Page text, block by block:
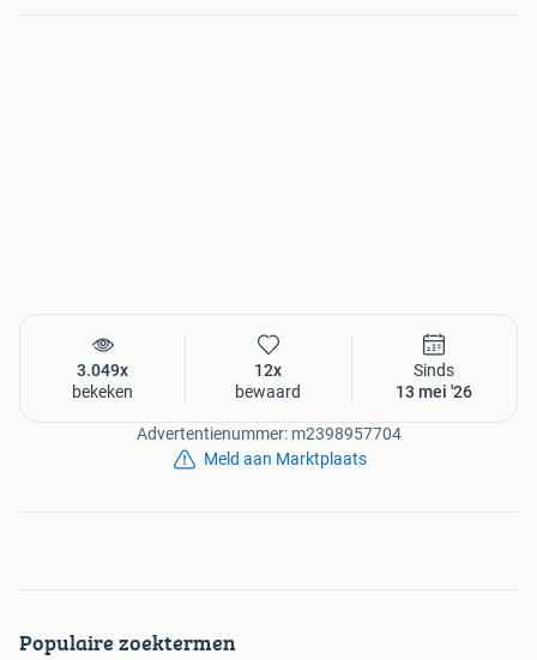
3.049x
bekeken
12x
bewaard
Sinds
13 mei '26
Advertentienummer: m2398957704
Meld aan Marktplaats
Populaire zoektermen